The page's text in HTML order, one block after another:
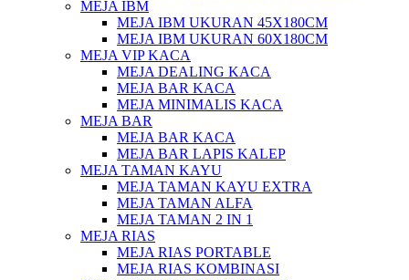
MEJA IBM
MEJA IBM UKURAN 45X180CM
MEJA IBM UKURAN 60X180CM
MEJA VIP KACA
MEJA DEALING KACA
MEJA BAR KACA
MEJA MINIMALIS KACA
MEJA BAR
MEJA BAR KACA
MEJA BAR LAPIS KALEP
MEJA TAMAN KAYU
MEJA TAMAN KAYU EXTRA
MEJA TAMAN ALFA
MEJA TAMAN 2 IN 1
MEJA RIAS
MEJA RIAS PORTABLE
MEJA RIAS KOMBINASI